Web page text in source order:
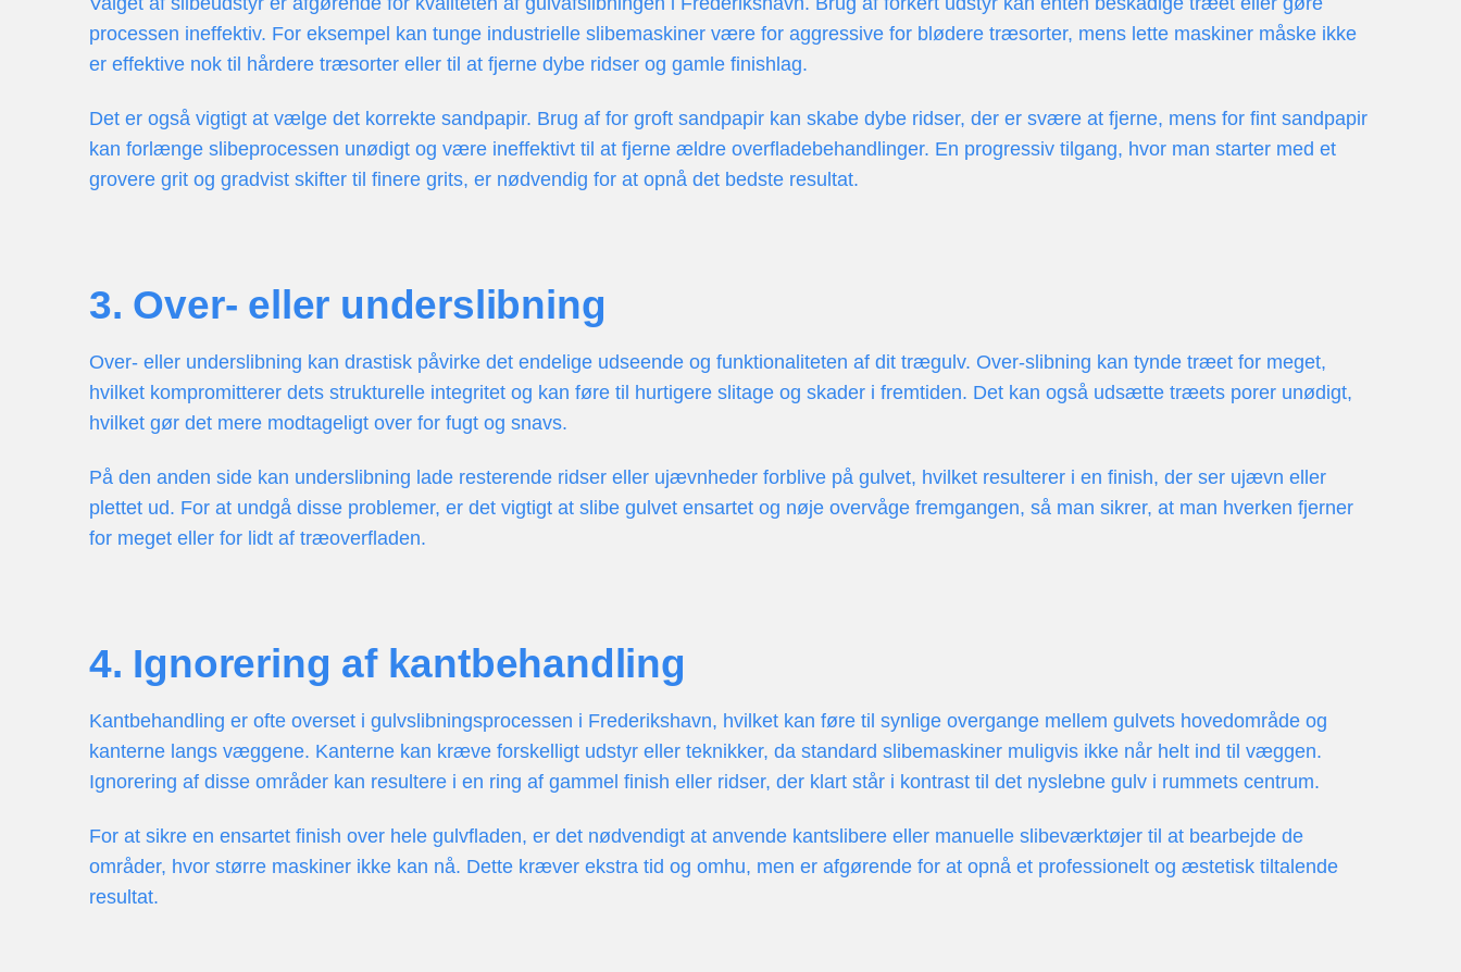
processen ineffektiv. For eksempel kan tunge industrielle slibemaskiner være for aggressive for blødere træsorter, mens lette maskiner måske ikke
er effektive nok til hårdere træsorter eller til at fjerne dybe ridser og gamle finishlag.
Det er også vigtigt at vælge det korrekte sandpapir. Brug af for groft sandpapir kan skabe dybe ridser, der er svære at fjerne, mens for fint sandpapir
kan forlænge slibeprocessen unødigt og være ineffektivt til at fjerne ældre overfladebehandlinger. En progressiv tilgang, hvor man starter med et
grovere grit og gradvist skifter til finere grits, er nødvendig for at opnå det bedste resultat.
3. Over- eller underslibning
Over- eller underslibning kan drastisk påvirke det endelige udseende og funktionaliteten af dit trægulv. Over-slibning kan tynde træet for meget,
hvilket kompromitterer dets strukturelle integritet og kan føre til hurtigere slitage og skader i fremtiden. Det kan også udsætte træets porer unødigt,
hvilket gør det mere modtageligt over for fugt og snavs.
På den anden side kan underslibning lade resterende ridser eller ujævnheder forblive på gulvet, hvilket resulterer i en finish, der ser ujævn eller
plettet ud. For at undgå disse problemer, er det vigtigt at slibe gulvet ensartet og nøje overvåge fremgangen, så man sikrer, at man hverken fjerner
for meget eller for lidt af træoverfladen.
4. Ignorering af kantbehandling
Kantbehandling er ofte overset i gulvslibningsprocessen i Frederikshavn, hvilket kan føre til synlige overgange mellem gulvets hovedområde og
kanterne langs væggene. Kanterne kan kræve forskelligt udstyr eller teknikker, da standard slibemaskiner muligvis ikke når helt ind til væggen.
Ignorering af disse områder kan resultere i en ring af gammel finish eller ridser, der klart står i kontrast til det nyslebne gulv i rummets centrum.
For at sikre en ensartet finish over hele gulvfladen, er det nødvendigt at anvende kantslibere eller manuelle slibeværktøjer til at bearbejde de
områder, hvor større maskiner ikke kan nå. Dette kræver ekstra tid og omhu, men er afgørende for at opnå et professionelt og æstetisk tiltalende
resultat.